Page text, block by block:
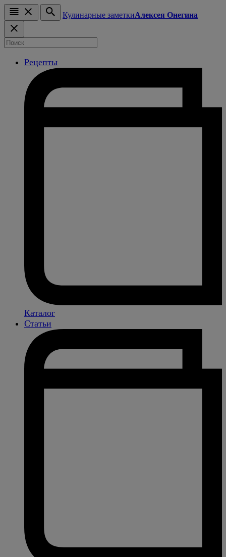
Кулинарные заметкиАлексея Онегина
Рецепты
Каталог
Статьи